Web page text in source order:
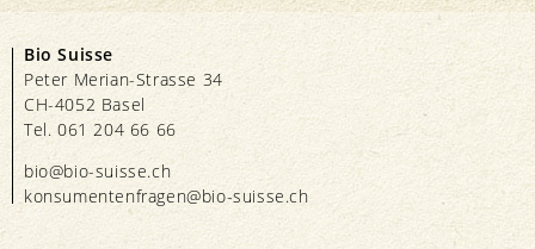
Bio Suisse
Peter Merian-Strasse 34
CH-4052 Basel
Tel. 061 204 66 66
bio@bio-suisse.ch
konsumentenfragen@bio-suisse.ch